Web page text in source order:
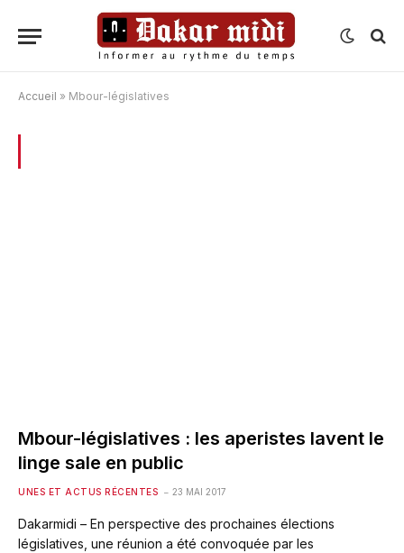
Accueil » Mbour-législatives
Mbour-législatives : les aperistes lavent le
linge sale en public
UNES ET ACTUS RÉCENTES 23 MAI 2017
Dakarmidi – En perspective des prochaines élections
législatives, une réunion a été convoquée par les